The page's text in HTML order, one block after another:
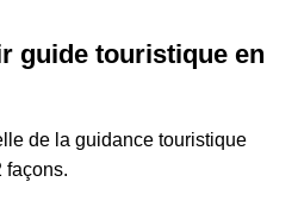
guide touristique en
de la guidance touristique
façons.